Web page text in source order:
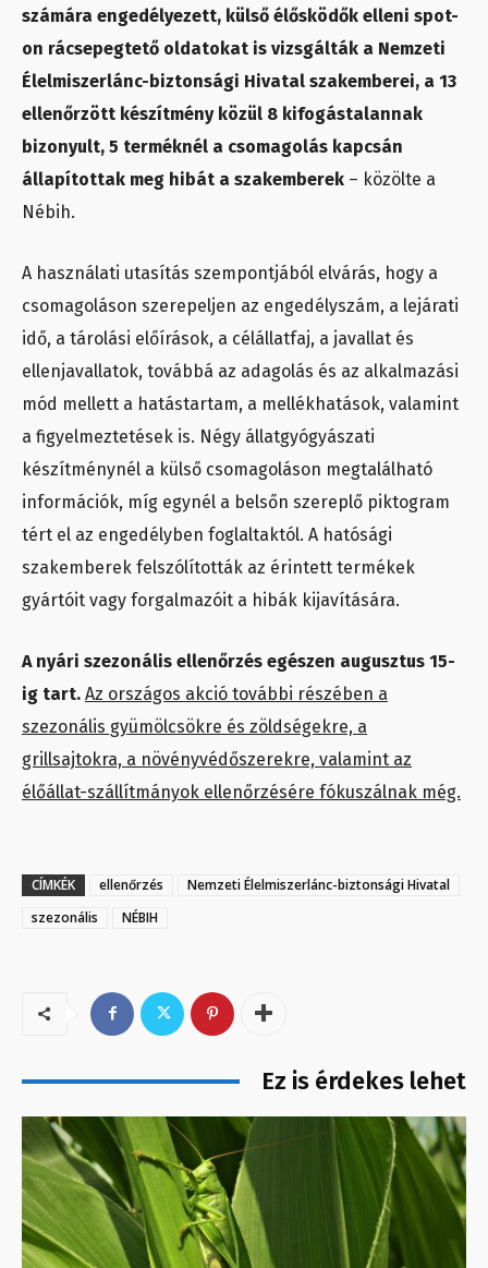
számára engedélyezett, külső élősködők elleni spot-
on rácsepegtető oldatokat is vizsgálták a Nemzeti
Élelmiszerlánc-biztonsági Hivatal szakemberei, a 13
ellenőrzött készítmény közül 8 kifogástalannak
bizonyult, 5 terméknél a csomagolás kapcsán
állapítottak meg hibát a szakemberek – közölte a
Nébih.
A használati utasítás szempontjából elvárás, hogy a
csomagoláson szerepeljen az engedélyszám, a lejárati
idő, a tárolási előírások, a célállatfaj, a javallat és
ellenjavallatok, továbbá az adagolás és az alkalmazási
mód mellett a hatástartam, a mellékhatások, valamint
a figyelmeztetések is. Négy állatgyógyászati
készítménynél a külső csomagoláson megtalálható
információk, míg egynél a belsőn szereplő piktogram
tért el az engedélyben foglaltaktól. A hatósági
szakemberek felszólították az érintett termékek
gyártóit vagy forgalmazóit a hibák kijavítására.
A nyári szezonális ellenőrzés egészen augusztus 15-
ig tart. Az országos akció további részében a
szezonális gyümölcsökre és zöldségekre, a
grillsajtokra, a növényvédőszerekre, valamint az
élőállat-szállítmányok ellenőrzésére fókuszálnak még.
CÍMKÉK ellenőrzés
Nemzeti Élelmiszerlánc-biztonsági Hivatal
szezonális
NÉBIH
Ez is érdekes lehet